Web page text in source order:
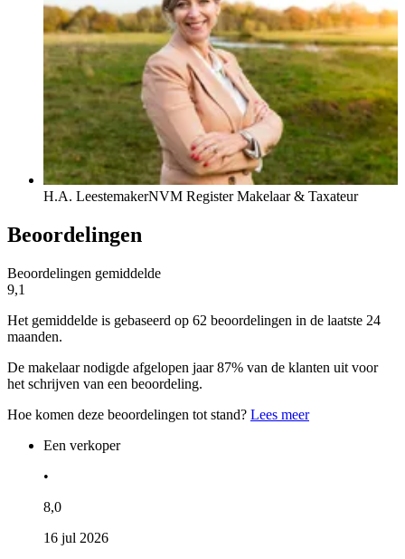
H.A. LeestemakerNVM Register Makelaar & Taxateur
Beoordelingen
Beoordelingen gemiddelde
9,1
Het gemiddelde is gebaseerd op 62 beoordelingen in de laatste 24
maanden.
De makelaar nodigde afgelopen jaar 87% van de klanten uit voor
het schrijven van een beoordeling.
Hoe komen deze beoordelingen tot stand? Lees meer
Een verkoper
•
8,0
16 jul 2026